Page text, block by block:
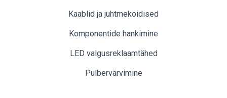
Kaablid ja juhtmeköidised
Komponentide hankimine
LED valgusreklaamtähed
Pulbervärvimine